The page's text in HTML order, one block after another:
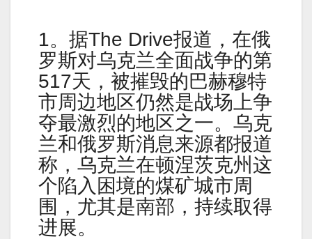
1。据The Drive报道，在俄
罗斯对乌克兰全面战争的第
517天，被摧毁的巴赫穆特
市周边地区仍然是战场上争
夺最激烈的地区之一。乌克
兰和俄罗斯消息来源都报道
称，乌克兰在顿涅茨克州这
个陷入困境的煤矿城市周
围，尤其是南部，持续取得
进展。